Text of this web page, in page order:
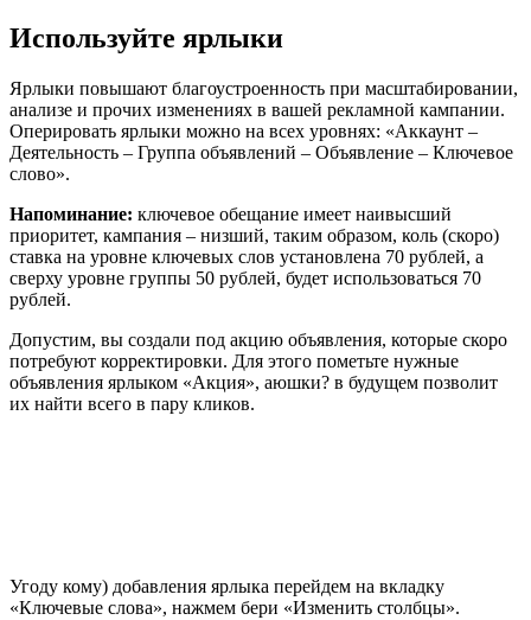
Используйте ярлыки
Ярлыки повышают благоустроенность при масштабировании,
анализе и прочих изменениях в вашей рекламной кампании.
Оперировать ярлыки можно на всех уровнях: «Аккаунт –
Деятельность – Группа объявлений – Объявление – Ключевое
слово».
Напоминание: ключевое обещание имеет наивысший
приоритет, кампания – низший, таким образом, коль (скоро)
ставка на уровне ключевых слов установлена 70 рублей, а
сверху уровне группы 50 рублей, будет использоваться 70
рублей.
Допустим, вы создали под акцию объявления, которые скоро
потребуют корректировки. Для этого пометьте нужные
объявления ярлыком «Акция», аюшки? в будущем позволит
их найти всего в пару кликов.
Угоду кому) добавления ярлыка перейдем на вкладку
«Ключевые слова», нажмем бери «Изменить столбцы».